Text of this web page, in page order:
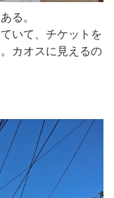
る。
いて、チケットを
カオスに見えるの